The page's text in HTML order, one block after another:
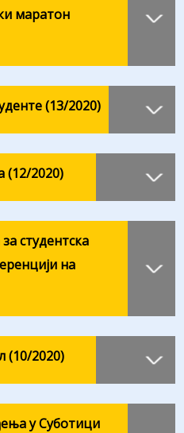
маратон
(13/2020)
(12/2020)
студентска
на
(10/2020)
у Суботици